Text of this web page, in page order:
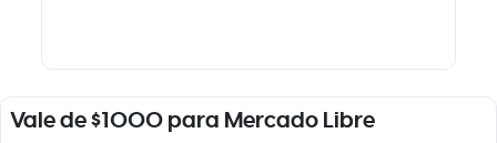
Vale de $1000 para Mercado Libre